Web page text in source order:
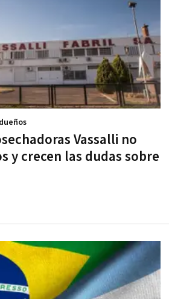
Vassalli no
y crecen las dudas sobre